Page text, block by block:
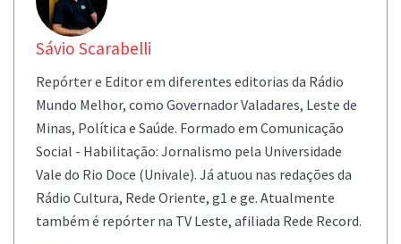
Sávio Scarabelli
Repórter e Editor em diferentes editorias da Rádio
Mundo Melhor, como Governador Valadares, Leste de
Minas, Política e Saúde. Formado em Comunicação
Social - Habilitação: Jornalismo pela Universidade
Vale do Rio Doce (Univale). Já atuou nas redações da
Rádio Cultura, Rede Oriente, g1 e ge. Atualmente
também é repórter na TV Leste, afiliada Rede Record.